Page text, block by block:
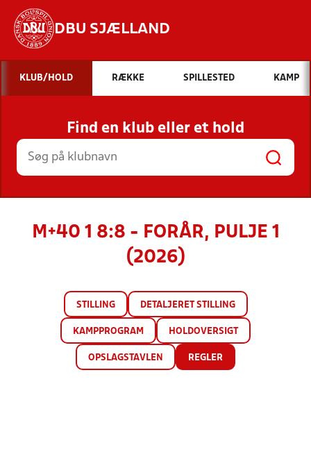
DBU SJÆLLAND
Hvad vil du søge efter?
INDHOLD OG NYHEDER
STILLINGER, RESULTATER, KLUBBER OG
HOLD
KLUB/HOLD RÆKKE SPILLESTED KAMP
Find en klub eller et hold
M+40 1 8:8 - FORÅR, PULJE 1
(2026)
STILLING DETALJERET STILLING
KAMPPROGRAM HOLDOVERSIGT
OPSLAGSTAVLEN REGLER